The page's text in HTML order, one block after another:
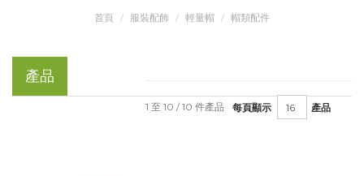
首頁 服裝配飾 輕量帽 帽類配件
產品
每頁顯示 產品
1 至 10 / 10 件產品